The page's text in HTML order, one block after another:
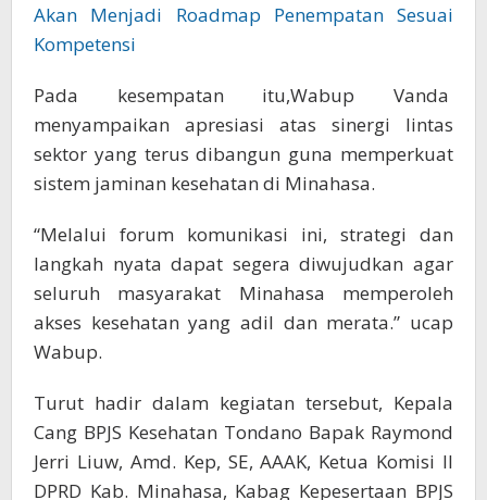
Akan Menjadi Roadmap Penempatan Sesuai
Kompetensi
Pada kesempatan itu,Wabup Vanda
menyampaikan apresiasi atas sinergi lintas
sektor yang terus dibangun guna memperkuat
sistem jaminan kesehatan di Minahasa.
“Melalui forum komunikasi ini, strategi dan
langkah nyata dapat segera diwujudkan agar
seluruh masyarakat Minahasa memperoleh
akses kesehatan yang adil dan merata.” ucap
Wabup.
Turut hadir dalam kegiatan tersebut, Kepala
Cang BPJS Kesehatan Tondano Bapak Raymond
Jerri Liuw, Amd. Kep, SE, AAAK, Ketua Komisi II
DPRD Kab. Minahasa, Kabag Kepesertaan BPJS